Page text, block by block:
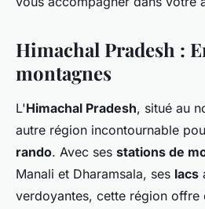
Himachal Pradesh :
montagnes
L'Himachal Pradesh, situé au
autre région incontournable
rando. Avec ses stations de
Manali et Dharamsala, ses lacs
verdoyantes, cette région offre